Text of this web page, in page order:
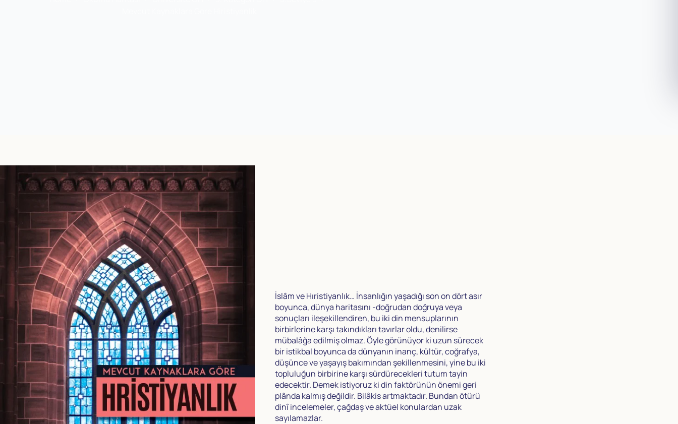
İslâm ve Hıristiyanlık… İnsanlığın yaşadığı son on dört asır
boyunca, dünya haritasını -doğrudan doğruya veya
sonuçları ileşekillendiren, bu iki din mensuplarının
birbirlerine karşı takındıkları tavırlar oldu, denilirse
mübalâğa edilmiş olmaz. Öyle görünüyor ki uzun sürecek
bir istikbal boyunca da dünyanın inanç, kültür, coğrafya,
düşünce ve yaşayış bakımından şekillenmesini, yine bu iki
topluluğun birbirine karşı sürdürecekleri tutum tayin
edecektir. Demek istiyoruz ki din faktörünün önemi geri
plânda kalmış değildir. Bilâkis artmaktadır. Bundan ötürü
dinî incelemeler, çağdaş ve aktüel konulardan uzak
sayılamazlar.